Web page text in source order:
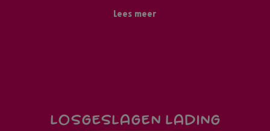
Lees meer
LOSGESLAGEN LADING